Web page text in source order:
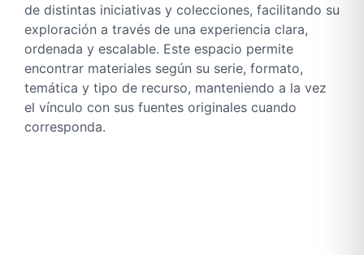
de distintas iniciativas y colecciones, facilitando su
exploración a través de una experiencia clara,
ordenada y escalable. Este espacio permite
encontrar materiales según su serie, formato,
temática y tipo de recurso, manteniendo a la vez
el vínculo con sus fuentes originales cuando
corresponda.